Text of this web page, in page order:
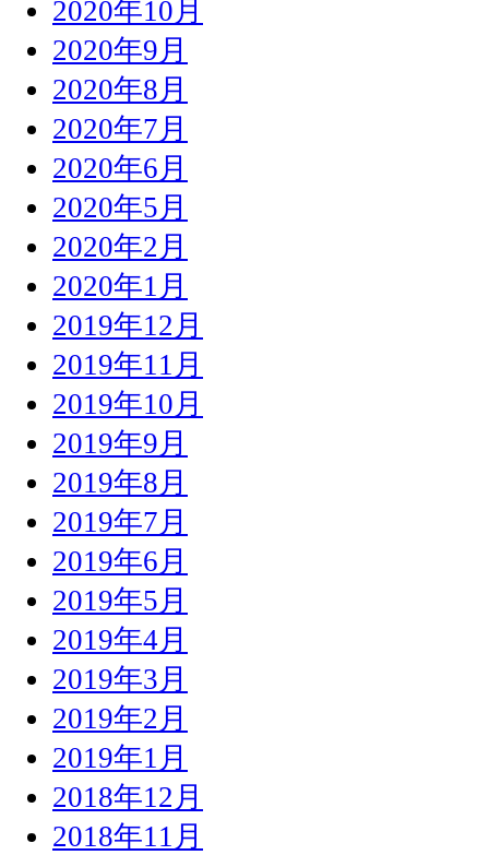
2020年10月
2020年9月
2020年8月
2020年7月
2020年6月
2020年5月
2020年2月
2020年1月
2019年12月
2019年11月
2019年10月
2019年9月
2019年8月
2019年7月
2019年6月
2019年5月
2019年4月
2019年3月
2019年2月
2019年1月
2018年12月
2018年11月